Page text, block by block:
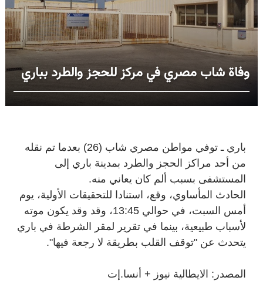
وفاة شاب مصري في مركز للحجز والطرد بباري
باري ـ توفي مواطن مصري شاب (26) بعدما تم نقله
من أحد مراكز الحجز والطرد بمدينة باري إلى
المستشفى بسبب ألم كان يعاني منه.
الحادث المأساوي، وقع، استنادا للتحقيقات الأولية، يوم
أمس السبت، في حوالي 13:45، وقد وقد يكون موته
لأسباب طبيعية، بينما في تقرير لمقر الشرطة في باري
يتحدث عن "توقف القلب بطريقة لا رجعة فيها".
المصدر: الايطالية نيوز + أنسا.إت